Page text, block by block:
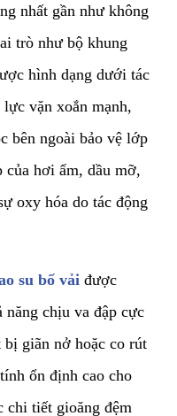
nhất gần như không
trò như bộ khung
hình dạng dưới tác
vặn xoắn mạnh,
bên ngoài bảo vệ lớp
của hơi ẩm, dầu mỡ,
oxy hóa do tác động
su bố vải được
năng chịu va đập cực
giãn nở hoặc co rút
ổn định cao cho
chi tiết gioăng đệm